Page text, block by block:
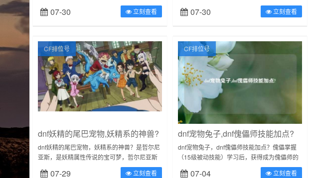
吗？不见得吧。我觉得要看是从哪方面切入这
个口味重的重点吧，比方说，02年的...
07-30 立刻查看
虎）之间的故事还得从2008年说起。2008年8
月底，时任俄罗斯总理的普京...
07-30 立刻查看
CF排位号
dnf妖精的尾巴宠物,妖精系的神兽?
dnf妖精的尾巴宠物，妖精系的神兽？是哲尔尼
亚斯，是妖精属性传说的宝可梦，哲尔尼亚斯
是一只外型似鹿的，蓝黑相间的宝可梦，头上
07-29 立刻查看
CF排位号
dnf宠物兔子,dnf傀儡师技能加点?
dnf宠物兔子，dnf傀儡师技能加点？傀儡掌握
（15级被动技能）学习后，获得成为傀儡师的
资格，可以使用傀儡进行战斗。同时傀儡巫女
07-04 立刻查看